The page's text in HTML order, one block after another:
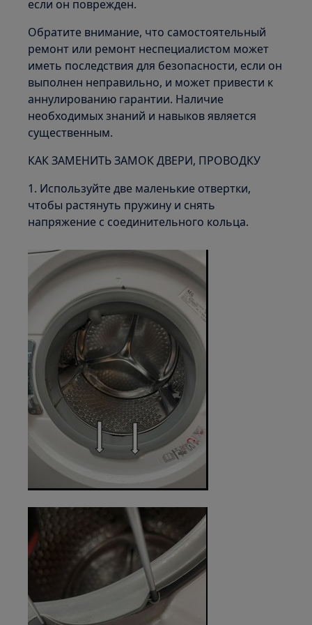
если он поврежден.
Обратите внимание, что самостоятельный
ремонт или ремонт неспециалистом может
иметь последствия для безопасности, если он
выполнен неправильно, и может привести к
аннулированию гарантии. Наличие
необходимых знаний и навыков является
существенным.
КАК ЗАМЕНИТЬ ЗАМОК ДВЕРИ, ПРОВОДКУ
1. Используйте две маленькие отвертки,
чтобы растянуть пружину и снять
напряжение с соединительного кольца.